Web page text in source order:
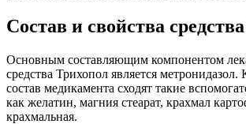
Состав и свойства
Основным составляющим компонентом
средства Трихопол является метронидазол.
состав медикамента сходят такие
как желатин, магния стеарат, крахмал
крахмальная.